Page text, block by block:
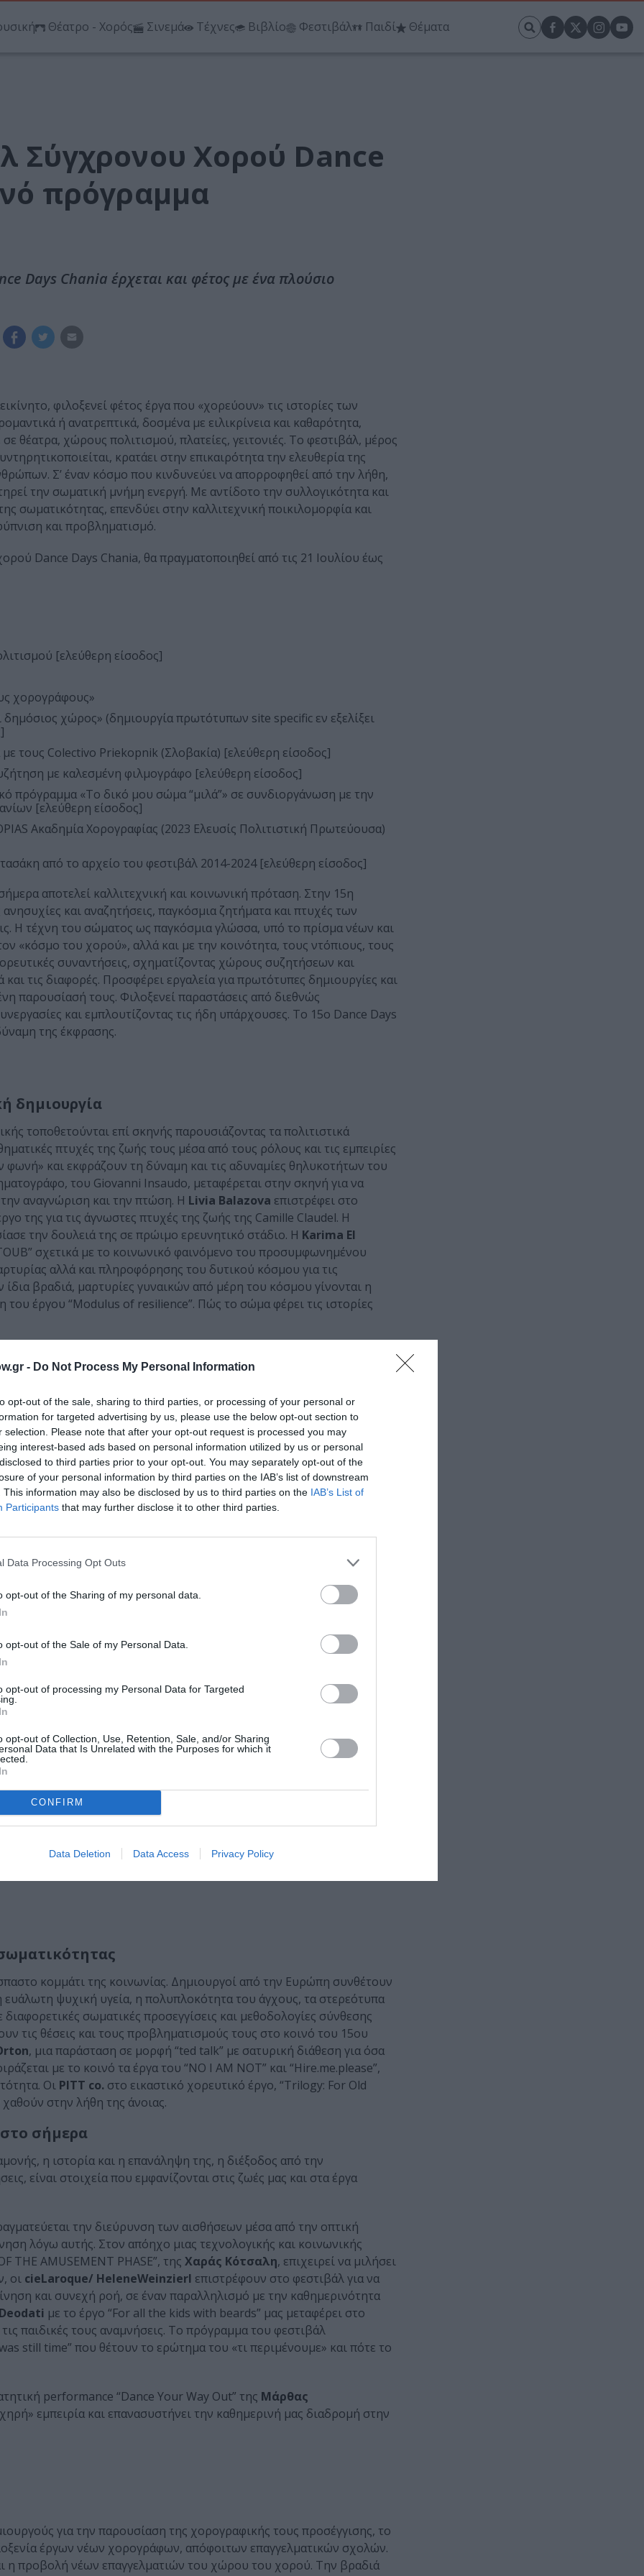
- Do Not Process My Personal Information
opt-out of the sale, sharing to third parties, or processing of your personal or
for targeted advertising by us, please use the below opt-out section to
selection. Please note that after your opt-out request is processed you may
interest-based ads based on personal information utilized by us or personal
to third parties prior to your opt-out. You may separately opt-out of the
of your personal information by third parties on the IAB’s list of downstream
This information may also be disclosed by us to third parties on the IAB’s List of
Participants that may further disclose it to other third parties.
Data Processing Opt Outs
opt-out of the Sharing of my personal data.
opt-out of the Sale of my Personal Data.
opt-out of processing my Personal Data for Targeted
opt-out of Collection, Use, Retention, Sale, and/or Sharing
Data that Is Unrelated with the Purposes for which it
CONFIRM
Data Deletion Data Access Privacy Policy
Θέατρο - Χορός Σινεμά Τέχνες Βιβλίο Φεστιβάλ Παιδί Θέματα
Σύγχρονου Χορού Dance
πρόγραμμα
Days Chania έρχεται και φέτος με ένα πλούσιο
φιλοξενεί φέτος έργα που «χορεύουν» τις ιστορίες των
ή ανατρεπτικά, δοσμένα με ειλικρίνεια και καθαρότητα,
θέατρα, χώρους πολιτισμού, πλατείες, γειτονιές. Το φεστιβάλ, μέρος
κρατάει στην επικαιρότητα την ελευθερία της
Σ’ έναν κόσμο που κινδυνεύει να απορροφηθεί από την λήθη,
την σωματική μνήμη ενεργή. Με αντίδοτο την συλλογικότητα και
σωματικότητας, επενδύει στην καλλιτεχνική ποικιλομορφία και
και προβληματισμό.
Dance Days Chania, θα πραγματοποιηθεί από τις 21 Ιουλίου έως
[ελεύθερη είσοδος]
χορογράφους»
χώρος» (δημιουργία πρωτότυπων site specific εν εξελίξει
τους Colectivo Priekopnik (Σλοβακία) [ελεύθερη είσοδος]
με καλεσμένη φιλμογράφο [ελεύθερη είσοδος]
πρόγραμμα «Το δικό μου σώμα “μιλά”» σε συνδιοργάνωση με την
[ελεύθερη είσοδος]
Ακαδημία Χορογραφίας (2023 Ελευσίς Πολιτιστική Πρωτεύουσα)
από το αρχείο του φεστιβάλ 2014-2024 [ελεύθερη είσοδος]
αποτελεί καλλιτεχνική και κοινωνική πρόταση. Στην 15η
και αναζητήσεις, παγκόσμια ζητήματα και πτυχές των
Η τέχνη του σώματος ως παγκόσμια γλώσσα, υπό το πρίσμα νέων και
«κόσμο του χορού», αλλά και με την κοινότητα, τους ντόπιους, τους
συναντήσεις, σχηματίζοντας χώρους συζητήσεων και
τις διαφορές. Προσφέρει εργαλεία για πρωτότυπες δημιουργίες και
παρουσίασή τους. Φιλοξενεί παραστάσεις από διεθνώς
και εμπλουτίζοντας τις ήδη υπάρχουσες. Το 15ο Dance Days
της έκφρασης.
δημιουργία
τοποθετούνται επί σκηνής παρουσιάζοντας τα πολιτιστικά
πτυχές της ζωής τους μέσα από τους ρόλους και τις εμπειρίες
φωνή» και εκφράζουν τη δύναμη και τις αδυναμίες θηλυκοτήτων του
του Giovanni Insaudo, μεταφέρεται στην σκηνή για να
αναγνώριση και την πτώση. Η Livia Balazova επιστρέφει στο
της για τις άγνωστες πτυχές της ζωής της Camille Claudel. Η
την δουλειά της σε πρώιμο ερευνητικό στάδιο. Η Karima El
σχετικά με το κοινωνικό φαινόμενο του προσυμφωνημένου
αλλά και πληροφόρησης του δυτικού κόσμου για τις
βραδιά, μαρτυρίες γυναικών από μέρη του κόσμου γίνονται η
του έργου “Modulus of resilience”. Πώς το σώμα φέρει τις ιστορίες
ΜΗΝ ΧΑΣΕΙΣ!
πρόγραμμα αναλυτικά
Μοσχόπουλο στο Αρχαίο Θέατρο Επιδαύρου
συμμετοχής, χωρίς περιορισμούς και ηλικιακούς αποκλεισμούς
της χρονιάς με την χορογράφο,
σε ομάδα
σύντομη performance.
διακρατικά καλλιτεχνικά residency σε συνεργασία κάθε χρόνο με
Colectivo Priekopnik (Σλοβακία) διαμορφώνοντας μια καλλιτεχνική
αυτό, επιλέχθηκαν μία καλλιτέχνης από κάθε χώρα, η
λόγω της γεωγραφικής θέσης του τόπου υλοποίησής του αποτελεί
έργα καλλιτεχνών από όλο τον κόσμο αναδεικνύοντας
και στις καλλιτεχνικές συνομιλίες. Ο
de ma Sueur” μοιράζεται το δικό του ταξίδι για τις σκιές
από τον Καναδά, σε σημείο της πόλης, με το “etude nO.1” επιχειρεί το
του Ατλαντικού, ο βορράς και ο νότος δίνουν το «χορευτικό
κομμάτι της κοινωνίας. Δημιουργοί από την Ευρώπη συνθέτουν
ψυχική υγεία, η πολυπλοκότητα του άγχους, τα στερεότυπα
σωματικές προσεγγίσεις και μεθοδολογίες σύνθεσης
τις θέσεις και τους προβληματισμούς τους στο κοινό του 15ου
, μια παράσταση σε μορφή “ted talk” με σατυρική διάθεση για όσα
με το κοινό τα έργα του “NO I AM NOT” και “Hire.me.please”,
Οι PITT co. στο εικαστικό χορευτικό έργο, “Trilogy: For Old
χαθούν στην λήθη της άνοιας.
σήμερα
η ιστορία και η επανάληψη της, η διέξοδος από την
είναι στοιχεία που εμφανίζονται στις ζωές μας και στα έργα
την διεύρυνση των αισθήσεων μέσα από την οπτική
λόγω αυτής. Στον απόηχο μιας τεχνολογικής και κοινωνικής
THE AMUSEMENT PHASE”, της Χαράς Κότσαλη, επιχειρεί να μιλήσει
οι cieLaroque/ HeleneWeinzierl επιστρέφουν στο φεστιβάλ για να
και συνεχή ροή, σε έναν παραλληλισμό με την καθημερινότητα
με το έργο “For all the kids with beards” μας μεταφέρει στο
παιδικές τους αναμνήσεις. Το πρόγραμμα του φεστιβάλ
still time” που θέτουν το ερώτημα του «τι περιμένουμε» και πότε το
performance “Dance Your Way Out” της Μάρθας
εμπειρία και επανασυστήνει την καθημερινή μας διαδρομή στην
για την παρουσίαση της χορογραφικής τους προσέγγισης, το
έργων νέων χορογράφων, απόφοιτων επαγγελματικών σχολών.
η προβολή νέων επαγγελματιών του χώρου του χορού. Την βραδιά